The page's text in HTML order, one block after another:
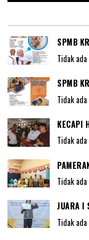
SPMB
Tidak
SPMB
Tidak
KECAPI
Tidak
Tidak
JUARA I
Tidak